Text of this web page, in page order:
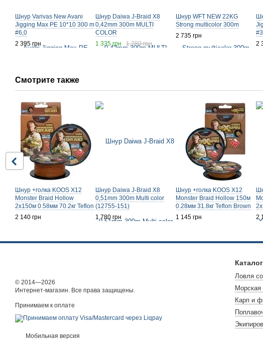
Шнур Varivas New Avani
Jigging Max PE 10*10 300 m
#6,0
2 395 грн
Шнур Daiwa J-Braid X8
0,42mm 300m MULTI
COLOR
1 335 грн
1 780 грн
Шнур WFT NEW 22KG
Strong multicolor 300m
2 735 грн
2
Смотрите также
Шнур +голка KOOS X12
Monster Braid Hollow
2x150м 0.58мм 70.2кг Teflon
Brown
2 140 грн
Шнур Daiwa J-Braid X8
0,51mm 300m Multi color
(12755-151)
1 780 грн
Шнур +голка KOOS X12
Monster Braid Hollow 150м
0.28мм 31.8кг Teflon Brown
1 145 грн
2
© 2014—2026
Интернет-магазин. Все права защищены.
Принимаем к оплате
Мобильная версия
Каталог
Ловля
Морская
Карп и